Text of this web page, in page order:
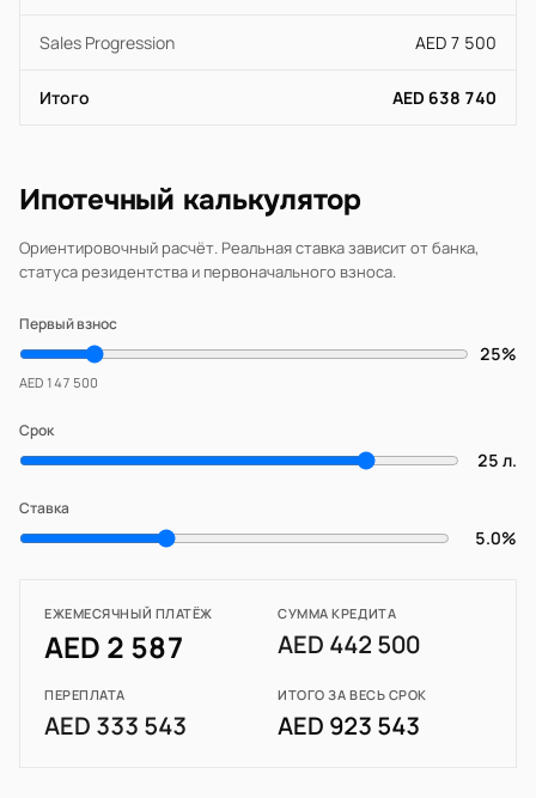
Sales Progression AED 7 500
Итого AED 638 740
Ипотечный калькулятор
Ориентировочный расчёт. Реальная ставка зависит от банка,
статуса резидентства и первоначального взноса.
Первый взнос
25%
AED 147 500
Срок
25 л.
Ставка
5.0%
ЕЖЕМЕСЯЧНЫЙ ПЛАТЁЖ
AED 2 587
СУММА КРЕДИТА
AED 442 500
ПЕРЕПЛАТА
AED 333 543
ИТОГО ЗА ВЕСЬ СРОК
AED 923 543